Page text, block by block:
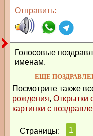
Отправить:
Голосовые
именам.
ЕЩЕ
Посмотрите также
рождения, Открытки
картинки с
Страницы: 1